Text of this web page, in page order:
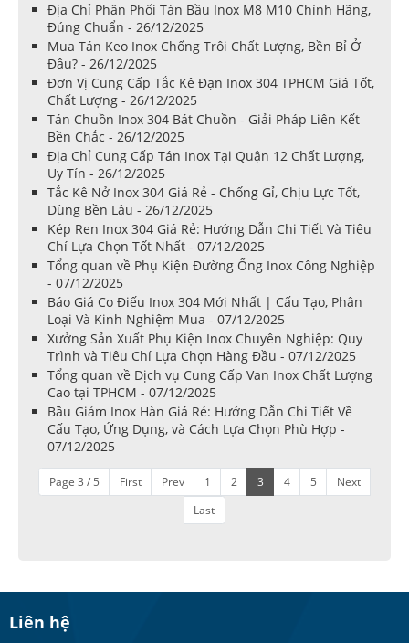
Địa Chỉ Phân Phối Tán Bầu Inox M8 M10 Chính Hãng,
Đúng Chuẩn - 26/12/2025
Mua Tán Keo Inox Chống Trôi Chất Lượng, Bền Bỉ Ở
Đâu? - 26/12/2025
Đơn Vị Cung Cấp Tắc Kê Đạn Inox 304 TPHCM Giá Tốt,
Chất Lượng - 26/12/2025
Tán Chuồn Inox 304 Bát Chuồn - Giải Pháp Liên Kết
Bền Chắc - 26/12/2025
Địa Chỉ Cung Cấp Tán Inox Tại Quận 12 Chất Lượng,
Uy Tín - 26/12/2025
Tắc Kê Nở Inox 304 Giá Rẻ - Chống Gỉ, Chịu Lực Tốt,
Dùng Bền Lâu - 26/12/2025
Kép Ren Inox 304 Giá Rẻ: Hướng Dẫn Chi Tiết Và Tiêu
Chí Lựa Chọn Tốt Nhất - 07/12/2025
Tổng quan về Phụ Kiện Đường Ống Inox Công Nghiệp
- 07/12/2025
Báo Giá Co Điếu Inox 304 Mới Nhất | Cấu Tạo, Phân
Loại Và Kinh Nghiệm Mua - 07/12/2025
Xưởng Sản Xuất Phụ Kiện Inox Chuyên Nghiệp: Quy
Trình và Tiêu Chí Lựa Chọn Hàng Đầu - 07/12/2025
Tổng quan về Dịch vụ Cung Cấp Van Inox Chất Lượng
Cao tại TPHCM - 07/12/2025
Bầu Giảm Inox Hàn Giá Rẻ: Hướng Dẫn Chi Tiết Về
Cấu Tạo, Ứng Dụng, và Cách Lựa Chọn Phù Hợp -
07/12/2025
Page 3 / 5 First Prev 1 2 3 4 5
Next
Last
Liên hệ